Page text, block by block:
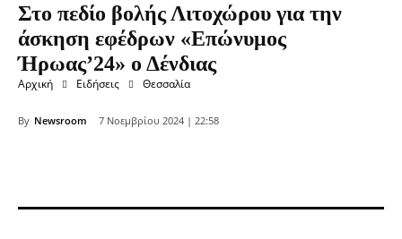
Στο πεδίο βολής Λιτοχώρου για την
άσκηση εφέδρων «Επώνυμος
Ήρωας’24» ο Δένδιας
Αρχική Ειδήσεις Θεσσαλία
By Newsroom 7 Νοεμβρίου 2024 | 22:58